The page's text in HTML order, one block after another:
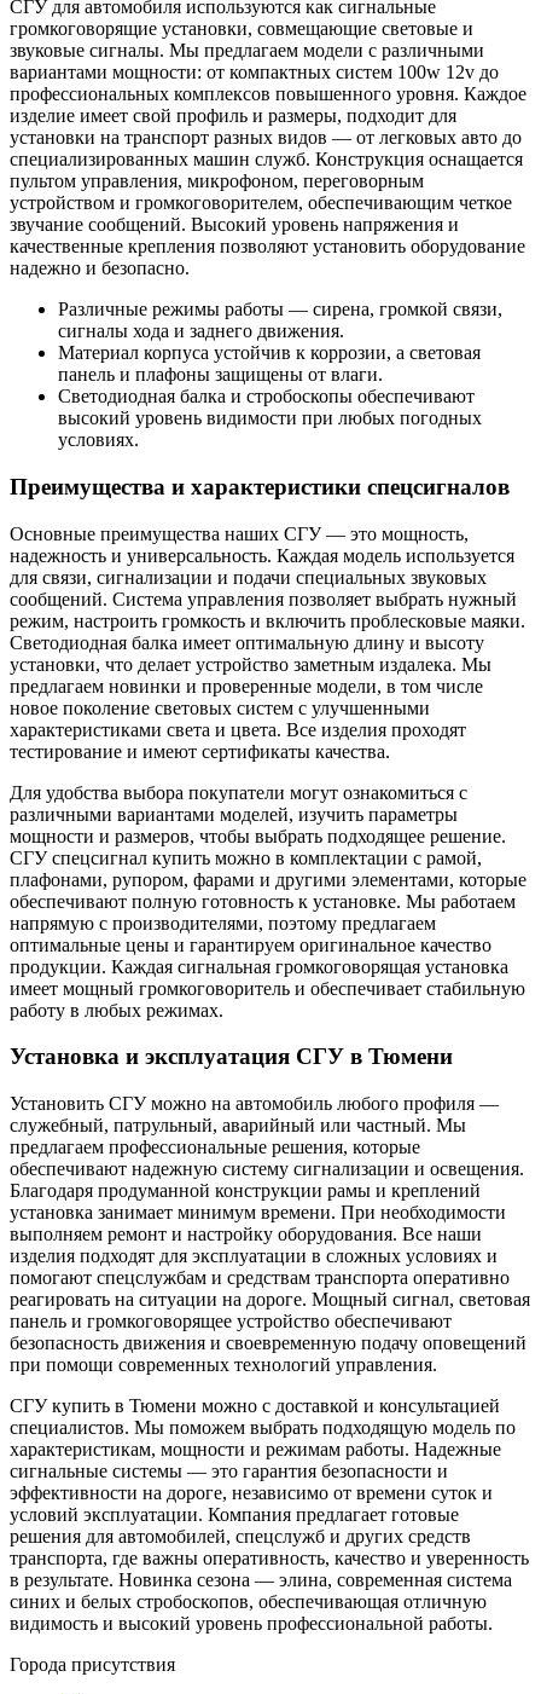
СГУ для автомобиля используются как сигнальные
громкоговорящие установки, совмещающие световые и
звуковые сигналы. Мы предлагаем модели с различными
вариантами мощности: от компактных систем 100w 12v до
профессиональных комплексов повышенного уровня. Каждое
изделие имеет свой профиль и размеры, подходит для
установки на транспорт разных видов — от легковых авто до
специализированных машин служб. Конструкция оснащается
пультом управления, микрофоном, переговорным
устройством и громкоговорителем, обеспечивающим четкое
звучание сообщений. Высокий уровень напряжения и
качественные крепления позволяют установить оборудование
надежно и безопасно.
Различные режимы работы — сирена, громкой связи,
сигналы хода и заднего движения.
Материал корпуса устойчив к коррозии, а световая
панель и плафоны защищены от влаги.
Светодиодная балка и стробоскопы обеспечивают
высокий уровень видимости при любых погодных
условиях.
Преимущества и характеристики спецсигналов
Основные преимущества наших СГУ — это мощность,
надежность и универсальность. Каждая модель используется
для связи, сигнализации и подачи специальных звуковых
сообщений. Система управления позволяет выбрать нужный
режим, настроить громкость и включить проблесковые маяки.
Светодиодная балка имеет оптимальную длину и высоту
установки, что делает устройство заметным издалека. Мы
предлагаем новинки и проверенные модели, в том числе
новое поколение световых систем с улучшенными
характеристиками света и цвета. Все изделия проходят
тестирование и имеют сертификаты качества.
Для удобства выбора покупатели могут ознакомиться с
различными вариантами моделей, изучить параметры
мощности и размеров, чтобы выбрать подходящее решение.
СГУ спецсигнал купить можно в комплектации с рамой,
плафонами, рупором, фарами и другими элементами, которые
обеспечивают полную готовность к установке. Мы работаем
напрямую с производителями, поэтому предлагаем
оптимальные цены и гарантируем оригинальное качество
продукции. Каждая сигнальная громкоговорящая установка
имеет мощный громкоговоритель и обеспечивает стабильную
работу в любых режимах.
Установка и эксплуатация СГУ в Тюмени
Установить СГУ можно на автомобиль любого профиля —
служебный, патрульный, аварийный или частный. Мы
предлагаем профессиональные решения, которые
обеспечивают надежную систему сигнализации и освещения.
Благодаря продуманной конструкции рамы и креплений
установка занимает минимум времени. При необходимости
выполняем ремонт и настройку оборудования. Все наши
изделия подходят для эксплуатации в сложных условиях и
помогают спецслужбам и средствам транспорта оперативно
реагировать на ситуации на дороге. Мощный сигнал, световая
панель и громкоговорящее устройство обеспечивают
безопасность движения и своевременную подачу оповещений
при помощи современных технологий управления.
СГУ купить в Тюмени можно с доставкой и консультацией
специалистов. Мы поможем выбрать подходящую модель по
характеристикам, мощности и режимам работы. Надежные
сигнальные системы — это гарантия безопасности и
эффективности на дороге, независимо от времени суток и
условий эксплуатации. Компания предлагает готовые
решения для автомобилей, спецслужб и других средств
транспорта, где важны оперативность, качество и уверенность
в результате. Новинка сезона — элина, современная система
синих и белых стробоскопов, обеспечивающая отличную
видимость и высокий уровень профессиональной работы.
Города присутствия